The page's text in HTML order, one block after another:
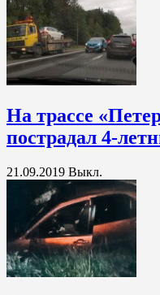
На трассе
пострадал 4-
21.09.2019 Выкл.